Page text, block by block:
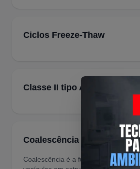
Ciclos Freeze-Thaw
Classe II tipo A2
Coalescência
Coalescência é a fusão de gotas,